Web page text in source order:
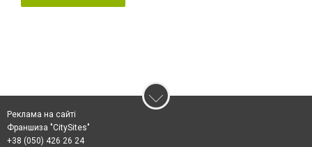
Реклама на сайті
Франшиза "CitySites"
+38 (050) 426 26 24